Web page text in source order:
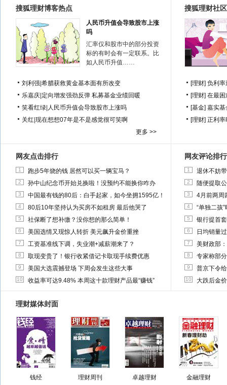
搜狐理财博客热点
人民币升值会导致股市上涨
吗
汇率仅和股市中的部分投资
标的有时会有一定联系。比
如人民币升值……
刘利强 希腊获救黄金基本面有所改变
乐嘉庆 定向增发强劲反弹 私募基金业绩回暖
笑看红绿 人民币升值会导致股市上涨吗
关红 现在想想07年是不是感觉很可笑啊
更多 >>
搜狐理财社
[理财] 负利率
[理财] 在最困
[基金] 嘉实基
[理财] 正利率
网友点击排行
1 跑步5年烧的钱 居然可以买一辆宝马？
2 孙中山纪念币开始兑换啦！没预约不能换你咋办
3 中国最有钱的80后：白手起家，如今坐拥1595亿！
4 80后10年坚持认为买房不如租房 最后他哭了
5 社保断了想补缴？没你想的那么简单！
6 美国选情又现惊人转折 美元飙升金价重挫
7 工资基准线下调，失业潮+减薪潮来了？
8 取现变贵了！银行收紧借记卡取现手续费优惠
9 美国大选震撼登场 下周会发生这些大事
10 收益率可达9.48% 本周这十款理财产品最“赚钱”
网友评论排行
1 退休不妨
2 随便提取
3 4月前两周
4 “单独二孩
5 银行提首
6 日均销量
7 美财政部
8 专家称部
9 普京下令
10 大跌后金
理财媒体封面
钱经 理财周刊 卓越理财 金融理财